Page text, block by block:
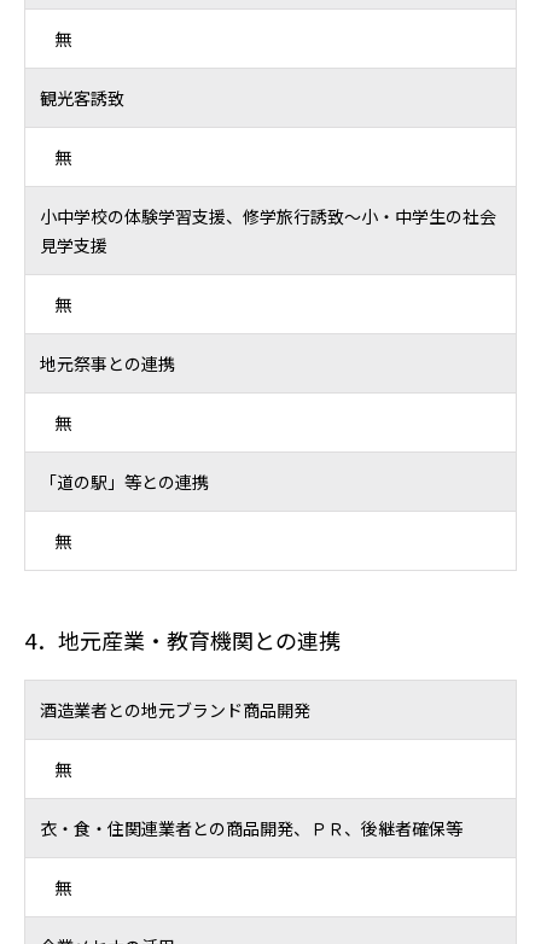
無
観光客誘致
無
小中学校の体験学習支援、修学旅行誘致～小・中学生の社会
見学支援
無
地元祭事との連携
無
「道の駅」等との連携
無
4．地元産業・教育機関との連携
酒造業者との地元ブランド商品開発
無
衣・食・住関連業者との商品開発、ＰＲ、後継者確保等
無